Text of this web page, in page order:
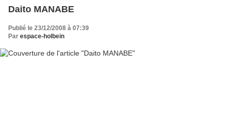
Daito MANABE
Publié le 23/12/2008 à 07:39
Par espace-holbein